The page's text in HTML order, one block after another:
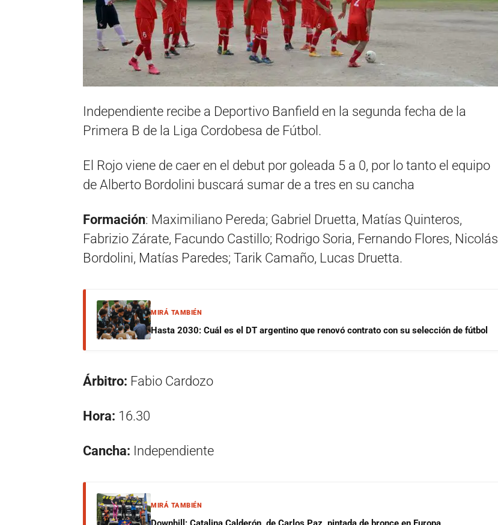
Independiente recibe a Deportivo Banfield en la segunda fecha de la
Primera B de la Liga Cordobesa de Fútbol.
El Rojo viene de caer en el debut por goleada 5 a 0, por lo tanto el equipo
de Alberto Bordolini buscará sumar de a tres en su cancha
Formación: Maximiliano Pereda; Gabriel Druetta, Matías Quinteros,
Fabrizio Zárate, Facundo Castillo; Rodrigo Soria, Fernando Flores, Nicolás
Bordolini, Matías Paredes; Tarik Camaño, Lucas Druetta.
MIRÁ TAMBIÉN
Hasta 2030: Cuál es el DT argentino que renovó contrato con su selección de fútbol
Árbitro: Fabio Cardozo
Hora: 16.30
Cancha: Independiente
MIRÁ TAMBIÉN